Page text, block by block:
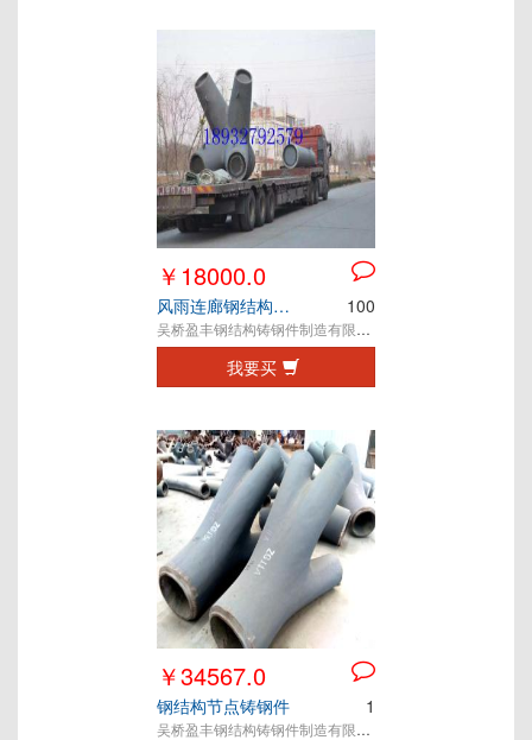
￥18000.0
风雨连廊钢结构铸钢节点 100
吴桥盈丰钢结构铸钢件制造有限公司
我要买
￥34567.0
钢结构节点铸钢件 1
吴桥盈丰钢结构铸钢件制造有限公司